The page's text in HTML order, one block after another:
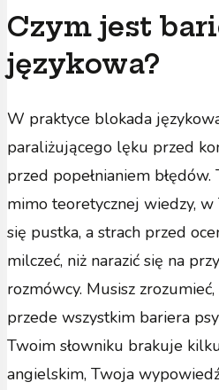
Czym jest
językowa?
W praktyce blokada
paraliżującego lęku przed
przed popełnianiem
mimo teoretycznej wiedzy,
się pustka, a strach przed
milczeć, niż narazić się na
rozmówcy. Musisz
przede wszystkim bariera
Twoim słowniku brakuje
angielskim, Twoja